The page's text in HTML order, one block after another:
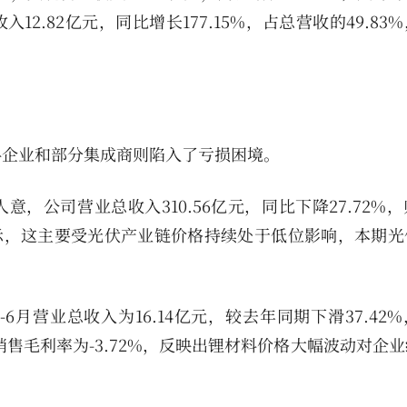
12.82亿元，同比增长177.15%，占总营收的
业和部分集成商则陷入了亏损困境。
，公司营业总收入310.56亿元，同比下降27.72%
这主要受光伏产业链价格持续处于低位影响，本期
月营业总收入为16.14亿元，较去年同期下滑
毛利率为-3.72%，反映出锂材料价格大幅波动对企